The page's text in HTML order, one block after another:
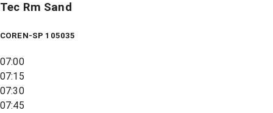
Tec Rm Sand
COREN-SP 105035
07:00
07:15
07:30
07:45